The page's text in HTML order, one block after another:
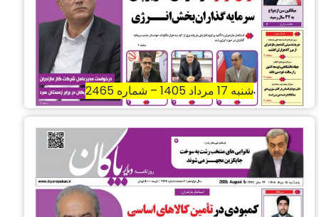
شنبه 17 مرداد 1405 – شماره 2465